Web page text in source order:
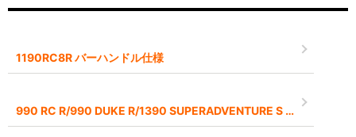
1190RC8R バーハンドル仕様
990 RC R/990 DUKE R/1390 SUPERADVENTURE S EVO 2026モデル予約受付中です